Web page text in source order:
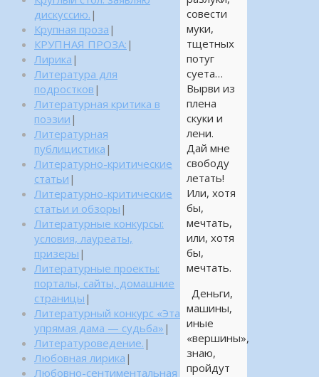
совести
муки,
тщетных
потуг
суета…
Вырви из
плена
скуки и
лени.
Дай мне
свободу
летать!
Или, хотя
бы,
мечтать,
или, хотя
бы,
мечтать.
Деньги,
машины,
иные
«вершины»,
знаю,
пройдут
дискуссию. |
Крупная проза |
КРУПНАЯ ПРОЗА: |
Лирика |
Литература для
подростков |
Литературная критика в
поэзии |
Литературная
публицистика |
Литературно-критические
статьи |
Литературно-критические
статьи и обзоры |
Литературные конкурсы:
условия, лауреаты,
призеры |
Литературные проекты:
порталы, сайты, домашние
страницы |
Литературный конкурс «Эта
упрямая дама — судьба» |
Литературоведение. |
Любовная лирика |
Любовно-сентиментальная